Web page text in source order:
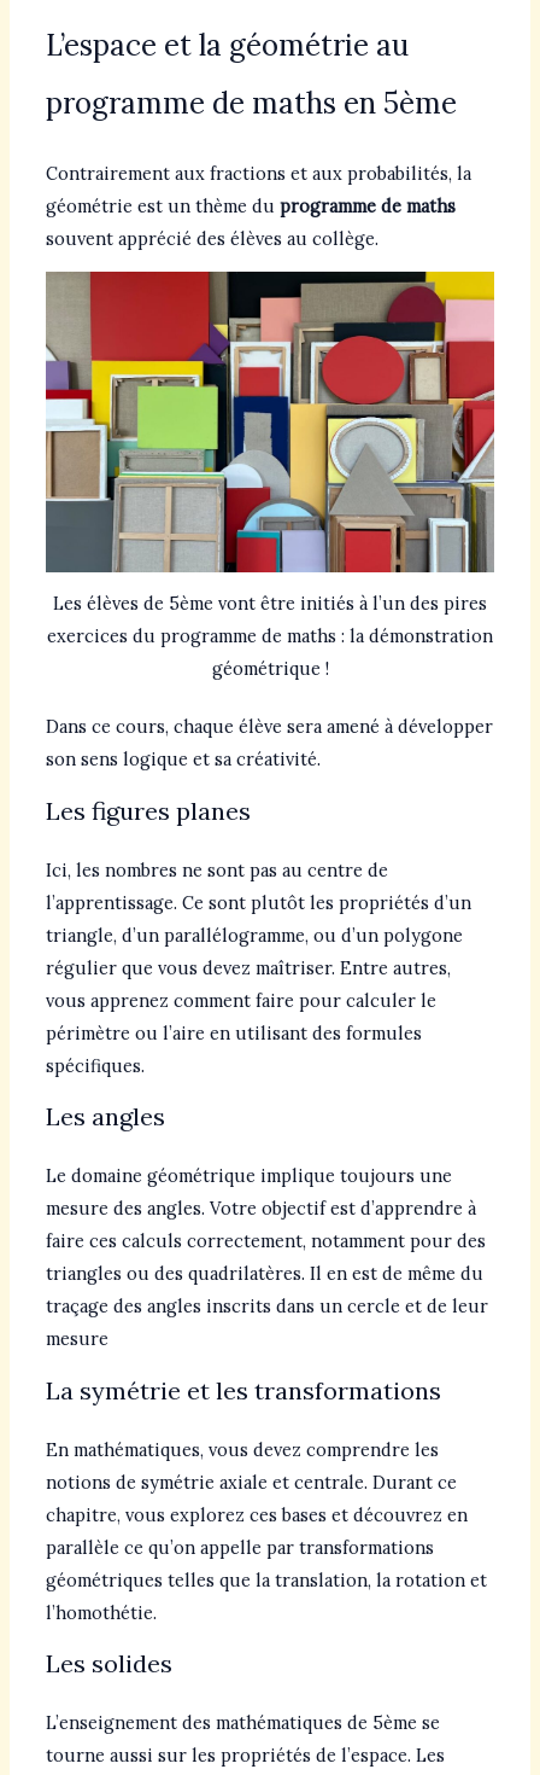
L’espace et la géométrie au
programme de maths en 5ème
Contrairement aux fractions et aux probabilités, la
géométrie est un thème du programme de maths
souvent apprécié des élèves au collège.
Les élèves de 5ème vont être initiés à l’un des pires
exercices du programme de maths : la démonstration
géométrique !
Dans ce cours, chaque élève sera amené à développer
son sens logique et sa créativité.
Les figures planes
Ici, les nombres ne sont pas au centre de
l’apprentissage. Ce sont plutôt les propriétés d’un
triangle, d’un parallélogramme, ou d’un polygone
régulier que vous devez maîtriser. Entre autres,
vous apprenez comment faire pour calculer le
périmètre ou l’aire en utilisant des formules
spécifiques.
Les angles
Le domaine géométrique implique toujours une
mesure des angles. Votre objectif est d’apprendre à
faire ces calculs correctement, notamment pour des
triangles ou des quadrilatères. Il en est de même du
traçage des angles inscrits dans un cercle et de leur
mesure
La symétrie et les transformations
En mathématiques, vous devez comprendre les
notions de symétrie axiale et centrale. Durant ce
chapitre, vous explorez ces bases et découvrez en
parallèle ce qu’on appelle par transformations
géométriques telles que la translation, la rotation et
l’homothétie.
Les solides
L’enseignement des mathématiques de 5ème se
tourne aussi sur les propriétés de l’espace. Les